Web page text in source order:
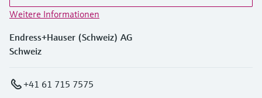
Weitere Informationen
Endress+Hauser (Schweiz) AG
Schweiz
+41 61 715 7575